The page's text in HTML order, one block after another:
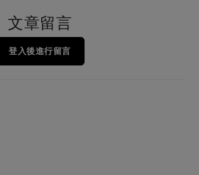
文章留言
登入後進行留言